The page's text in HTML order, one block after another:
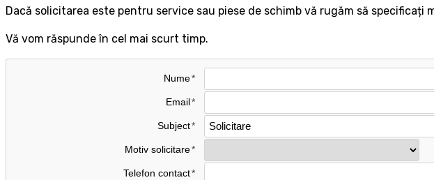
Dacă solicitarea este pentru service sau piese de schimb vă rugăm să
Vă vom răspunde în cel mai scurt timp.
Nume
Email
Subject
Motiv solicitare
Telefon contact